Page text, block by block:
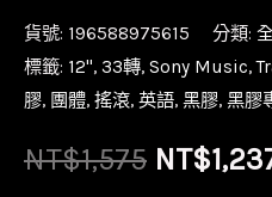
貨號: 196588975615 分類:
標籤: 12'', 33轉, Sony Music,
膠, 團體, 搖滾, 英語, 黑膠, 黑膠
NT$1,575 原
NT$